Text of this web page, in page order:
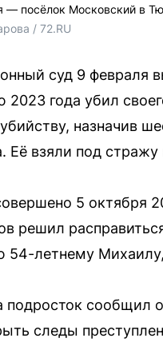
— посёлок Московский в
/ 72.RU
суд 9 февраля
2023 года убил
назначив
взяли под стражу
5 октября
решил
54-летнему
подросток сообщил
следы